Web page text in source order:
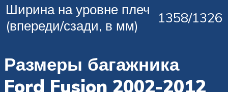
Ширина на уровне плеч
(впереди/сзади, в мм)
1358/1326
Размеры багажника
Ford Fusion 2002-2012